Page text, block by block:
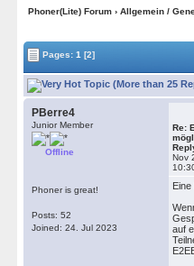
Phoner(Lite) Forum› Allgemein /
Pages: 1 [2]
PBerre4
Junior Member
Offline
Phoner is great!
Posts: 52
Joined: 24. Jul 2023
Re:
Nov
auf